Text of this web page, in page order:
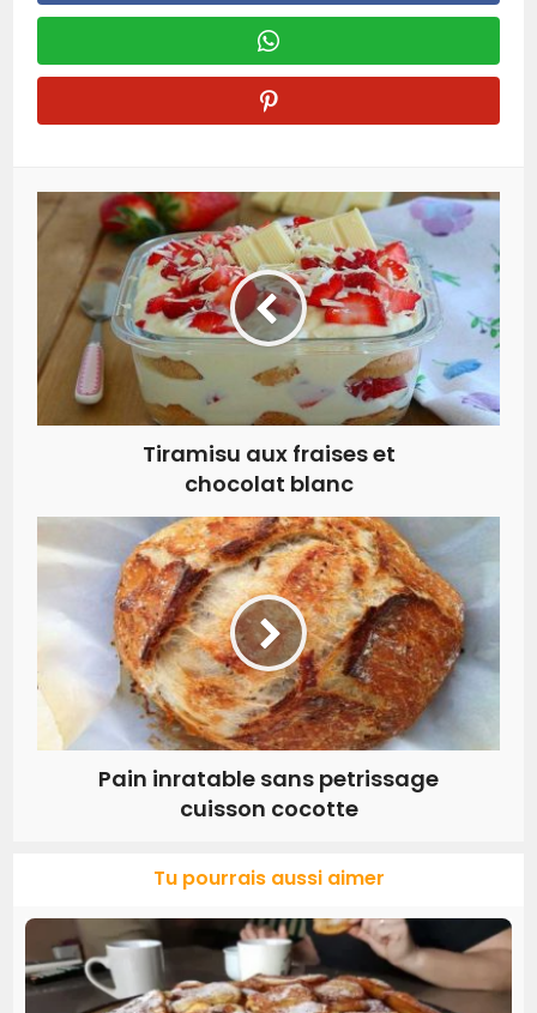
Tiramisu aux fraises et
chocolat blanc
Pain inratable sans petrissage
cuisson cocotte
Tu pourrais aussi aimer